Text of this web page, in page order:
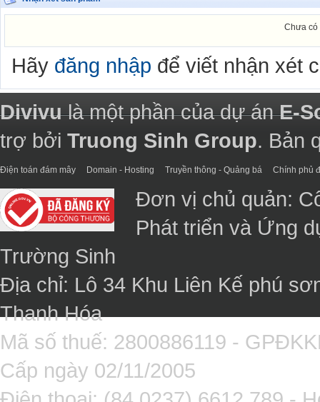
Chưa có
Hãy đăng nhập để viết nhận xét
Divivulà một phần của dự ánE-
trợ bởi Truong Sinh Group. Bản
Điện toán đám mây Domain - Hosting Truyền thông - Quảng bá Chính phủ
Đơn vị chủ quản:
Phát triển và Ứng
Trường Sinh
Địa chỉ: Lô 34 Khu Liên Kế phú
Thanh Hóa
Mã số thuế: 2800886119 -
Cấp ngày 02/11/2005